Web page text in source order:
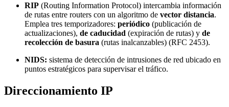
RIP (Routing Information Protocol) intercambia información
de rutas entre routers con un algoritmo de vector distancia.
Emplea tres temporizadores: periódico (publicación de
actualizaciones), de caducidad (expiración de rutas) y de
recolección de basura (rutas inalcanzables) (RFC 2453).
NIDS: sistema de detección de intrusiones de red ubicado en
puntos estratégicos para supervisar el tráfico.
Direccionamiento IP